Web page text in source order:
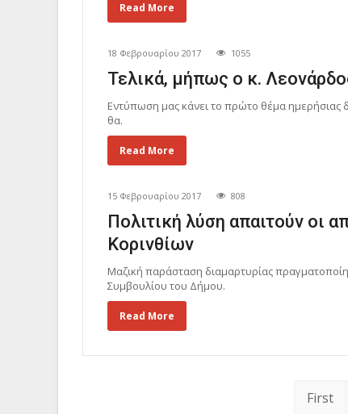
Read More
18 Φεβρουαρίου 2017 1055
Τελικά, μήπως ο κ.
Εντύπωση μας κάνει το πρώτο θέμα ημερήσιας
θα.
Read More
15 Φεβρουαρίου 2017 808
Πολιτική λύση απαιτούν οι
Κορινθίων
Μαζική παράσταση διαμαρτυρίας
Συμβουλίου του Δήμου.
Read More
First